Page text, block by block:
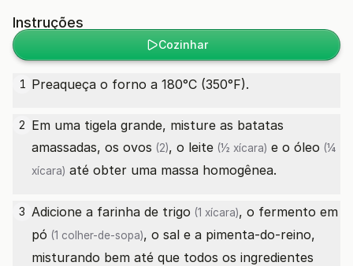
Instruções
Cozinhar
1 Preaqueça o forno a 180°C (350°F).
2 Em uma tigela grande, misture as batatas
amassadas, os ovos (2), o leite (½ xícara) e o óleo (¼
xícara) até obter uma massa homogênea.
3 Adicione a farinha de trigo (1 xícara), o fermento em
pó (1 colher-de-sopa), o sal e a pimenta-do-reino,
misturando bem até que todos os ingredientes